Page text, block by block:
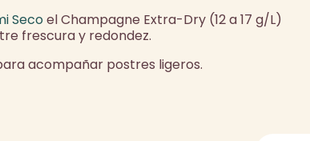
Secoel Champagne Extra-Dry (12 a 17 g/L)
frescura y redondez.
acompañar postres ligeros.